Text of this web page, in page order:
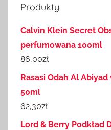
Produkty
Calvin Klein Secret
perfumowana 100ml
86,00zł
Rasasi Odah Al
50ml
62,30zł
Lord & Berry Podkład